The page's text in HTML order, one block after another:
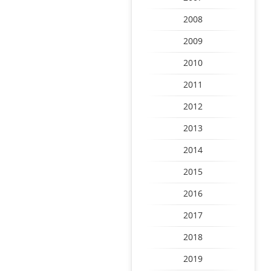
2008
2009
2010
2011
2012
2013
2014
2015
2016
2017
2018
2019